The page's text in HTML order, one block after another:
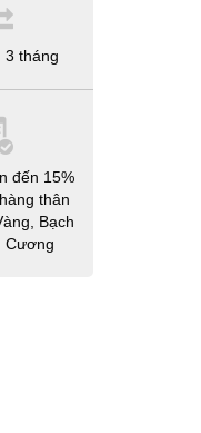
3 tháng
đến 15%
thân
Bạch
Cương